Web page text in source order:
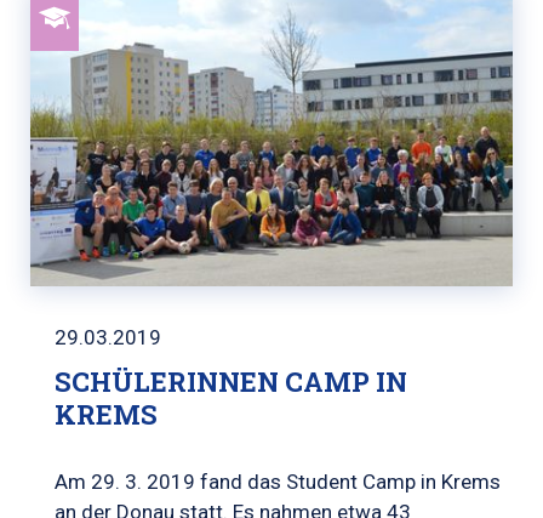
29.03.2019
SCHÜLERINNEN CAMP IN
KREMS
Am 29. 3. 2019 fand das Student Camp in Krems
an der Donau statt. Es nahmen etwa 43